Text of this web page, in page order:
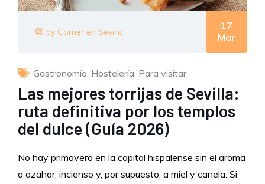
by Comer en Sevilla
17
Mar
Gastronomía, Hostelería, Para visitar
Las mejores torrijas de Sevilla:
ruta definitiva por los templos
del dulce (Guía 2026)
No hay primavera en la capital hispalense sin el aroma
a azahar, incienso y, por supuesto, a miel y canela. Si